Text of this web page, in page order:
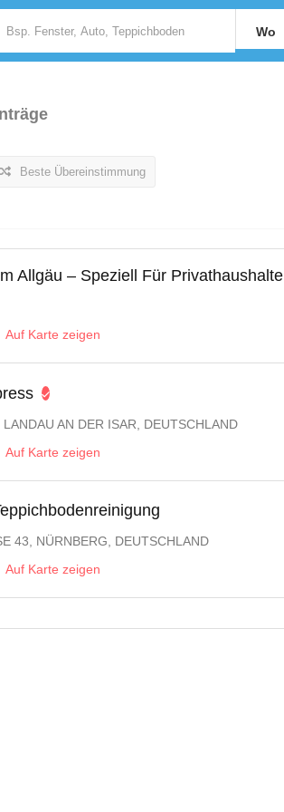
Wo
Beste Übereinstimmung
Allgäu – Speziell Für Privathaushalte
Auf Karte zeigen
AN DER ISAR, DEUTSCHLAND
Auf Karte zeigen
43, NÜRNBERG, DEUTSCHLAND
Auf Karte zeigen